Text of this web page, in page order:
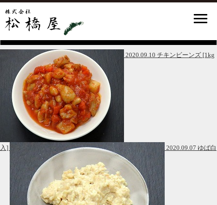
2020.09.10 チキンビーンズ [1kg
入] 2020.09.07 ゆば白